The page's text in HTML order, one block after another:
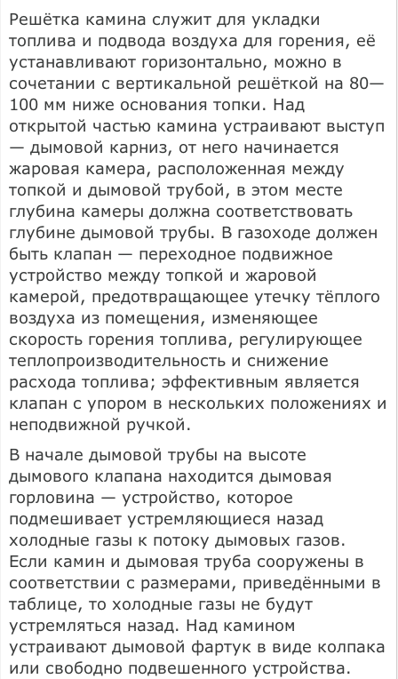
Решётка камина служит для укладки
топлива и подвода воздуха для горения, её
устанавливают горизонтально, можно в
сочетании с вертикальной решёткой на 80—
100 мм ниже основания топки. Над
открытой частью камина устраивают выступ
— дымовой карниз, от него начинается
жаровая камера, расположенная между
топкой и дымовой трубой, в этом месте
глубина камеры должна соответствовать
глубине дымовой трубы. В газоходе должен
быть клапан — переходное подвижное
устройство между топкой и жаровой
камерой, предотвращающее утечку тёплого
воздуха из помещения, изменяющее
скорость горения топлива, регулирующее
теплопроизводительность и снижение
расхода топлива; эффективным является
клапан с упором в нескольких положениях и
неподвижной ручкой.
В начале дымовой трубы на высоте
дымового клапана находится дымовая
горловина — устройство, которое
подмешивает устремляющиеся назад
холодные газы к потоку дымовых газов.
Если камин и дымовая труба сооружены в
соответствии с размерами, приведёнными в
таблице, то холодные газы не будут
устремляться назад. Над камином
устраивают дымовой фартук в виде колпака
или свободно подвешенного устройства.